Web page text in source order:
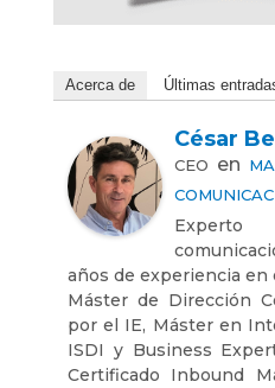
Acerca de Últimas
César
CEO en
años de experiencia en
Máster de Dirección
por el IE, Máster en
ISDI y Business
Certificado Inbound